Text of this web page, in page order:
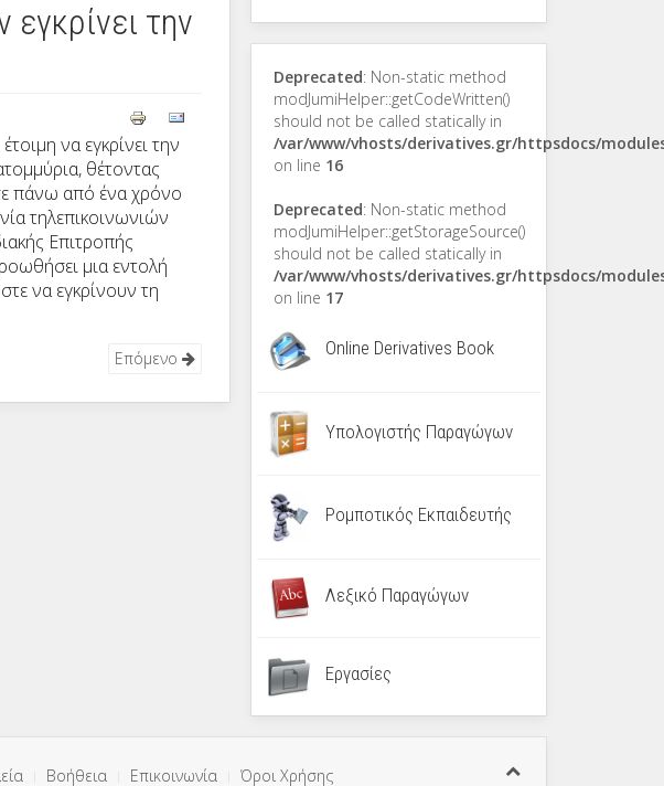
την
να εγκρίνει την
θέτοντας
πάνω από ένα χρόνο
τηλεπικοινωνιών
Επιτροπής
μια εντολή
να εγκρίνουν τη
Επόμενο
Deprecated: Non-static method
modJumiHelper::getCodeWritten()
should not be called statically in
/var/www/vhosts/derivatives.gr/httpsdocs/
on line 16
Deprecated: Non-static method
modJumiHelper::getStorageSource()
should not be called statically in
/var/www/vhosts/derivatives.gr/httpsdocs/
on line 17
Online Derivatives Book
Υπολογιστής Παραγώγων
Ρομποτικός Εκπαιδευτής
Λεξικό Παραγώγων
Εργασίες
Βοήθεια Επικοινωνία Όροι Χρήσης